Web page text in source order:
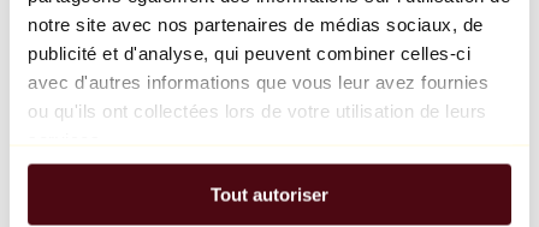
notre site avec nos partenaires de médias sociaux, de
publicité et d'analyse, qui peuvent combiner celles-ci
avec d'autres informations que vous leur avez fournies
ou qu'ils ont collectées lors de votre utilisation de leurs
Tout autoriser
Balloon Dog (Orange)
Jeff Koons
10 000 €
Parcourir